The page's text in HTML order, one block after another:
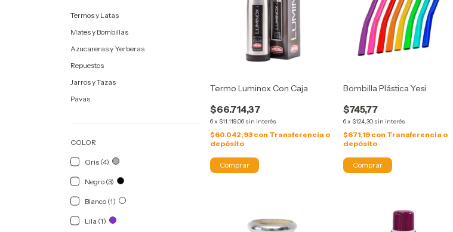
Termos y Latas
Mates y Bombillas
Azucareras y Yerberas
Repuestos
Jarros y Tazas
Pavas
COLOR
Gris (4)
Negro (3)
Blanco (1)
Lila (1)
Termo Luminox Con Caja
$66.714,37
6x $11.119,06 sin interés
$60.042,93 con Transferencia o
depósito
Bombilla Plástica Yesi
$745,77
6x $124,30 sin interés
$671,19 con Transferencia o
depósito